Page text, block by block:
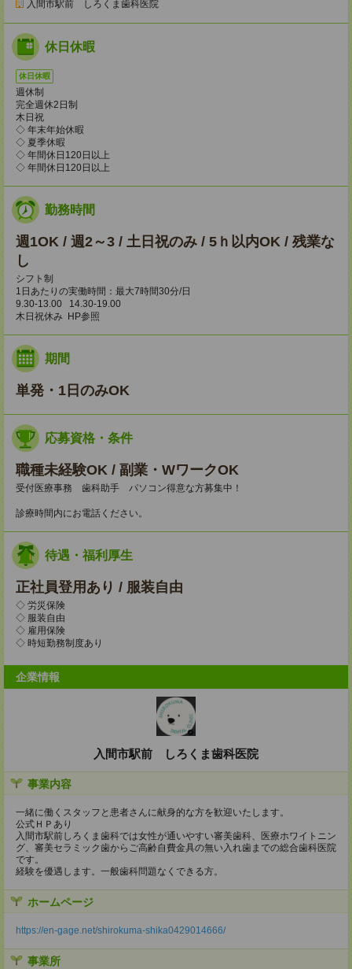
入間市駅前 しろくま歯科医院
休日休暇
休日休暇
週休制
完全週休2日制
木日祝
◇ 年末年始休暇
◇ 夏季休暇
◇ 年間休日120日以上
◇ 年間休日120日以上
勤務時間
週1OK / 週2～3 / 土日祝のみ / 5ｈ以内OK / 残業な
し
シフト制
1日あたりの実働時間：最大7時間30分/日
9.30-13.00 14.30-19.00
木日祝休み HP参照
期間
単発・1日のみOK
応募資格・条件
職種未経験OK / 副業・WワークOK
受付医療事務 歯科助手 パソコン得意な方募集中！
診療時間内にお電話ください。
待遇・福利厚生
正社員登用あり / 服装自由
◇ 労災保険
◇ 服装自由
◇ 雇用保険
◇ 時短勤務制度あり
企業情報
入間市駅前 しろくま歯科医院
事業内容
一緒に働くスタッフと患者さんに献身的な方を歓迎いたします。
公式ＨＰあり
入間市駅前しろくま歯科では女性が通いやすい審美歯科、医療ホワイトニン
グ、審美セラミック歯からご高齢自費金具の無い入れ歯までの総合歯科医院
です。
経験を優遇します。一般歯科問題なくできる方。
ホームページ
https://en-gage.net/shirokuma-shika0429014666/
事業所